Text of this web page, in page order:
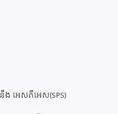
អេសភីអេស(SPS)